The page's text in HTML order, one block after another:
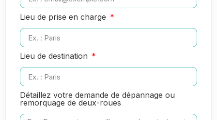
Lieu de prise en charge
Lieu de destination
Détaillez votre demande de dépannage ou
remorquage de deux-roues